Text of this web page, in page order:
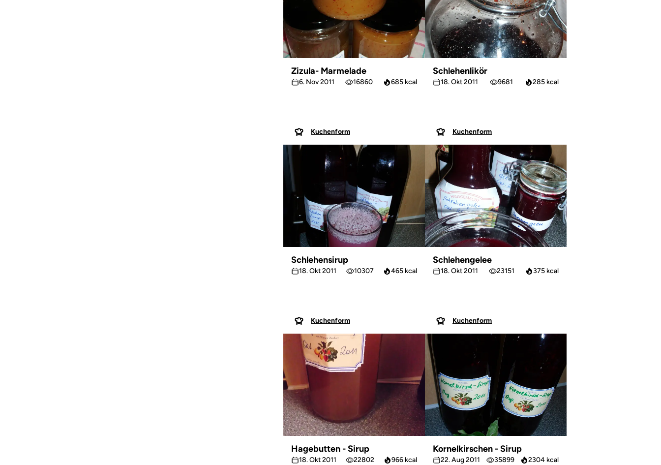
Zizula- Marmelade
6. Nov 2011 16860 685 kcal
Kuchenform
Schlehenlikör
18. Okt 2011 9681 285 kcal
Kuchenform
Schlehensirup
18. Okt 2011 10307 465 kcal
Kuchenform
Schlehengelee
18. Okt 2011 23151 375 kcal
Kuchenform
Hagebutten - Sirup
18. Okt 2011 22802 966 kcal
Kornelkirschen - Sirup
22. Aug 2011 35899 2304 kcal